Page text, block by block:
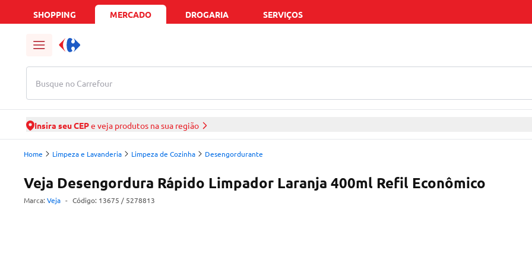
SHOPPING MERCADO DROGARIA SERVIÇOS
Busque no Carrefour
Insira seu CEPe veja produtos na sua região
Home Limpeza e Lavanderia Limpeza de Cozinha Desengordurante
Veja Desengordura Rápido Limpador Laranja 400ml Refil Econômico
Marca: Veja - Código: 13675 / 5278813